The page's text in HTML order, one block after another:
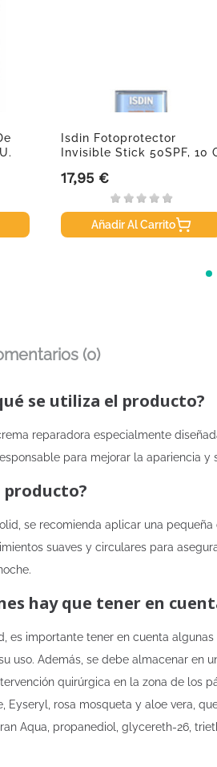
Isdin Fotoprotector
Invisible Stick 50SPF, 10
Precio
17,95 €
Añadir Al Carrito
(0)
se utiliza el producto?
reparadora especialmente
para mejorar la apariencia y
producto?
se recomienda aplicar una
suaves y circulares para
hay que tener en
es importante tener en cuenta
uso. Además, se debe almacenar en
quirúrgica en la zona de los
Eyseryl, rosa mosqueta y aloe vera,
Aqua, propanediol, glycereth-26,